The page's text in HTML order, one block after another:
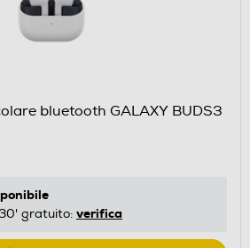
bluetooth GALAXY BUDS3
gratuito: verifica